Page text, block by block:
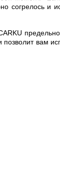
согрелось
вам